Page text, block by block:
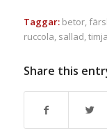
Taggar: betor,
ruccola, sallad,
Share this